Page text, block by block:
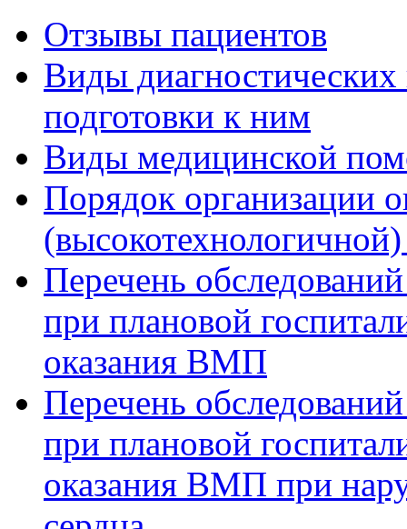
Отзывы пациентов
Виды диагностических
подготовки к ним
Виды медицинской
Порядок организации
Перечень
при плановой
оказания ВМП
Перечень
при плановой
оказания ВМП при